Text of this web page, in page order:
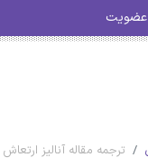
عضویت
ترجمه مقاله آنالیز